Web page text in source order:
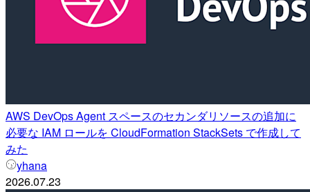
AWS DevOps Agent スペースのセカンダリソースの追加に
必要な IAM ロールを CloudFormation StackSets で作成して
みた
yhana
2026.07.23